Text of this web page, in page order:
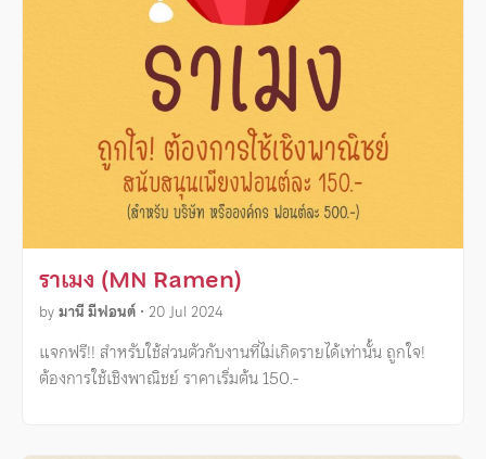
ราเมง (MN Ramen)
byมานี มีฟอนต์ • 20 Jul 2024
แจกฟรี!! สำหรับใช้ส่วนตัวกับงานที่ไม่เกิดรายได้เท่านั้น ถูกใจ!
ต้องการใช้เชิงพาณิชย์ ราคาเริ่มต้น 150.-